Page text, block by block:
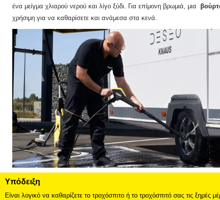
ένα μείγμα χλιαρού νερού και λίγο ξύδι. Για επίμονη βρωμιά, μια
χρήσιμη για να καθαρίσετε και ανάμεσα στα κενά.
Υπόδειξη
Είναι λογικό να καθαρίζετε το τροχόσπιτο ή το τροχόσπιτό σας τις ξηρές